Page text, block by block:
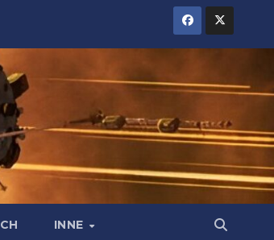
INNE